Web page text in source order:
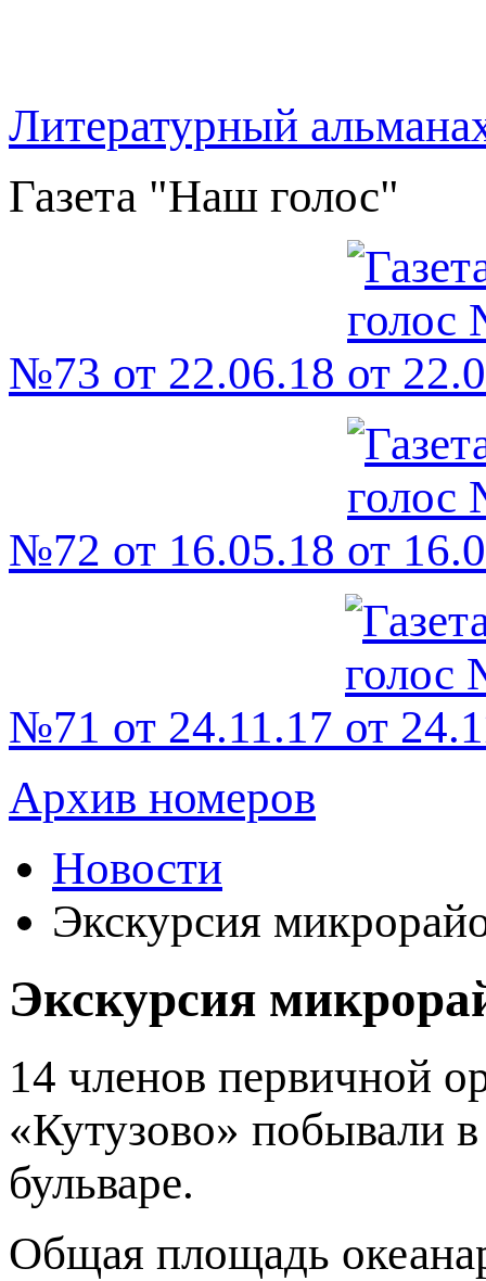
Литературный
Газета "Наш голос"
№73 от 22.06.18
№72 от 16.05.18
№71 от 24.11.17
Архив номеров
Новости
Экскурсия
Экскурсия
14 членов первичной
«Кутузово» побывали
бульваре.
Общая площадь